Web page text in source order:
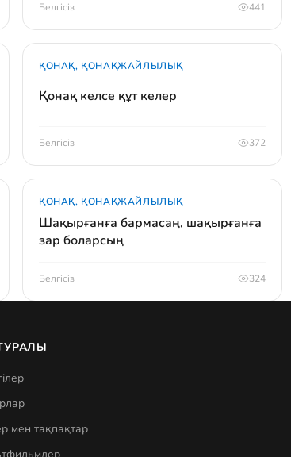
Белгісіз 441
ҚОНАҚ, ҚОНАҚЖАЙЛЫЛЫҚ
Қонақ келсе құт келер
Белгісіз 372
ҚОНАҚ, ҚОНАҚЖАЙЛЫЛЫҚ
Шақырғанға бармасаң, шақырғанға
зар боларсың
Белгісіз 324
мен тақпақтар